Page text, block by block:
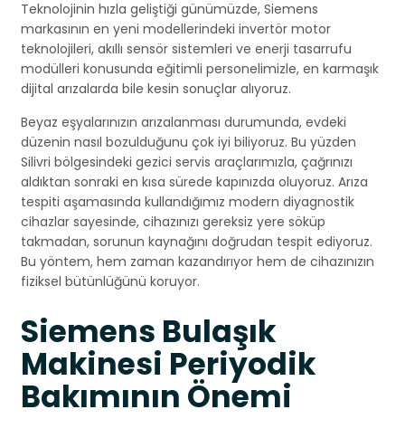
Teknolojinin hızla geliştiği günümüzde, Siemens
markasının en yeni modellerindeki invertör motor
teknolojileri, akıllı sensör sistemleri ve enerji tasarrufu
modülleri konusunda eğitimli personelimizle, en karmaşık
dijital arızalarda bile kesin sonuçlar alıyoruz.
Beyaz eşyalarınızın arızalanması durumunda, evdeki
düzenin nasıl bozulduğunu çok iyi biliyoruz. Bu yüzden
Silivri bölgesindeki gezici servis araçlarımızla, çağrınızı
aldıktan sonraki en kısa sürede kapınızda oluyoruz. Arıza
tespiti aşamasında kullandığımız modern diyagnostik
cihazlar sayesinde, cihazınızı gereksiz yere söküp
takmadan, sorunun kaynağını doğrudan tespit ediyoruz.
Bu yöntem, hem zaman kazandırıyor hem de cihazınızın
fiziksel bütünlüğünü koruyor.
Siemens Bulaşık
Makinesi Periyodik
Bakımının Önemi